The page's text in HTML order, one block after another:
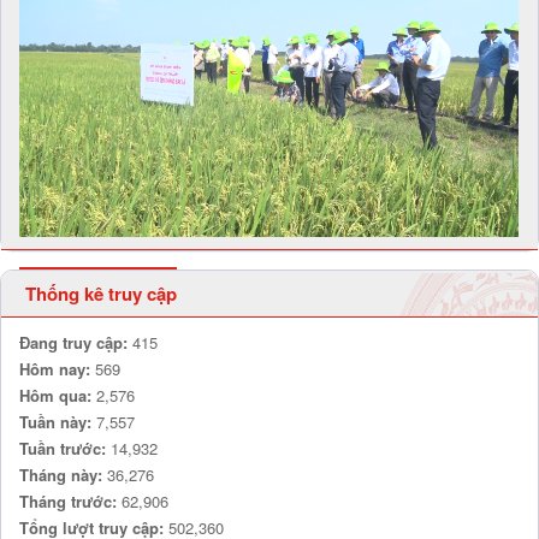
Thống kê truy cập
Đang truy cập: 415
Hôm nay: 569
Hôm qua: 2,576
Tuần này: 7,557
Tuần trước: 14,932
Tháng này: 36,276
Tháng trước: 62,906
Tổng lượt truy cập: 502,360